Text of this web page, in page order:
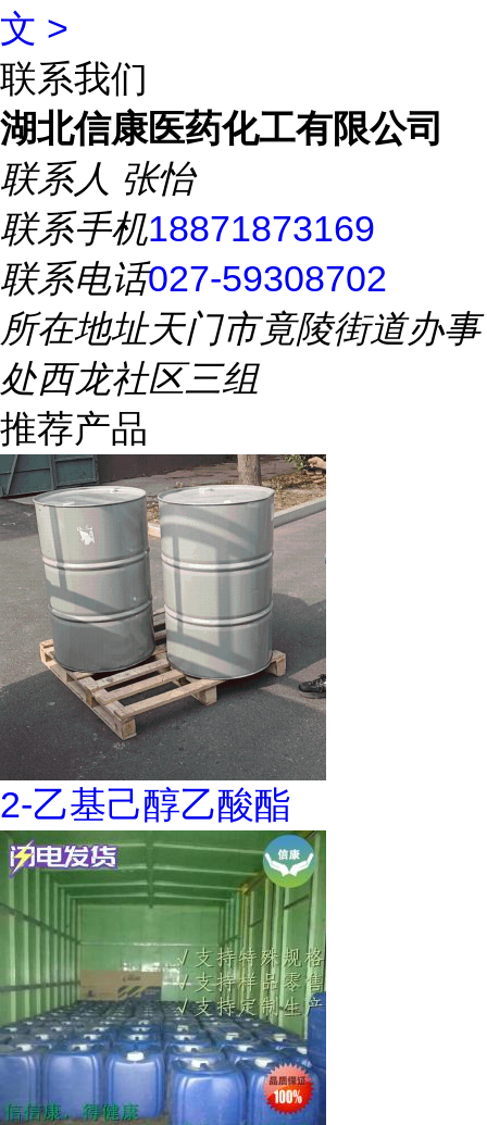
文 >
联系我们
湖北信康医药化工有限公司
联系人 张怡
联系手机18871873169
联系电话027-59308702
所在地址天门市竟陵街道办事
处西龙社区三组
推荐产品
2-乙基己醇乙酸酯